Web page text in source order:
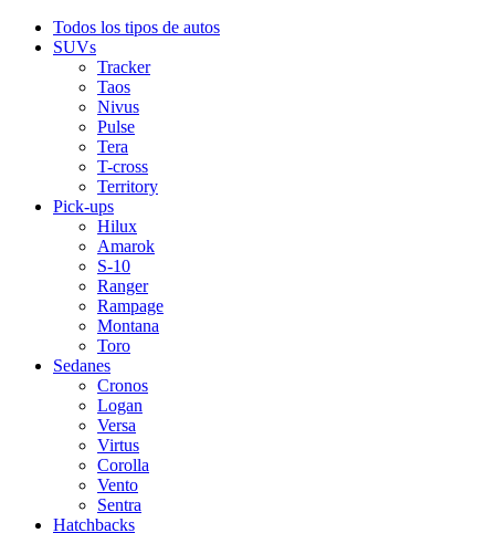
Todos los tipos de autos
SUVs
Tracker
Taos
Nivus
Pulse
Tera
T-cross
Territory
Pick-ups
Hilux
Amarok
S-10
Ranger
Rampage
Montana
Toro
Sedanes
Cronos
Logan
Versa
Virtus
Corolla
Vento
Sentra
Hatchbacks